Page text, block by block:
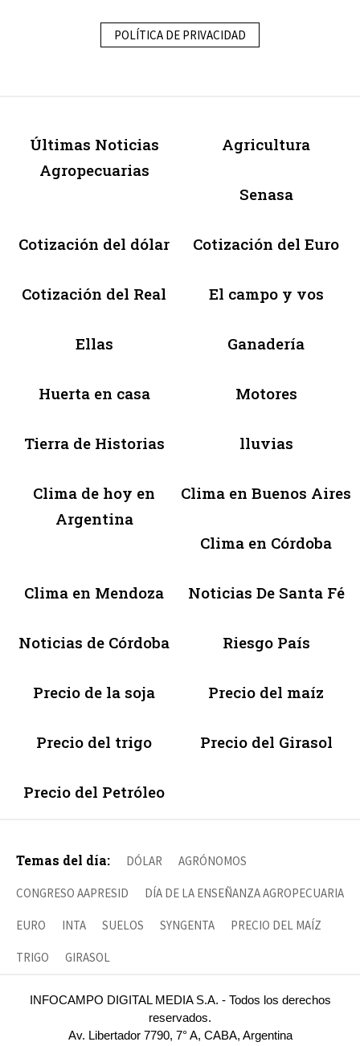
POLÍTICA DE PRIVACIDAD
Últimas Noticias
Agropecuarias
Agricultura
Senasa
Cotización del dólar Cotización del Euro
Cotización del Real El campo y vos
Ellas Ganadería
Huerta en casa Motores
Tierra de Historias lluvias
Clima de hoy en
Argentina
Clima en Buenos Aires
Clima en Córdoba
Clima en Mendoza Noticias De Santa Fé
Noticias de Córdoba Riesgo País
Precio de la soja Precio del maíz
Precio del trigo Precio del Girasol
Precio del Petróleo
Temas del día: DÓLAR AGRÓNOMOS
CONGRESO AAPRESID DÍA DE LA ENSEÑANZA AGROPECUARIA
EURO INTA SUELOS SYNGENTA PRECIO DEL MAÍZ
TRIGO GIRASOL
INFOCAMPO DIGITAL MEDIA S.A. - Todos los derechos
reservados.
Av. Libertador 7790, 7° A, CABA, Argentina